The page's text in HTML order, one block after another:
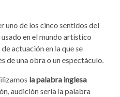
uno de los cinco sentidos del
en el mundo artístico
actuación en la que se
de una obra o un espectáculo.
la palabra inglesa
audición sería la palabra